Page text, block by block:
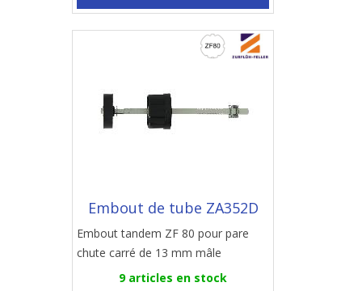
Embout de tube ZA352D
Embout tandem ZF 80 pour pare
chute carré de 13 mm mâle
9 articles en stock